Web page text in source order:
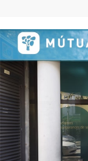
a
d
e
p
a
t
e
g
A
n
c
l
r
d
e
c